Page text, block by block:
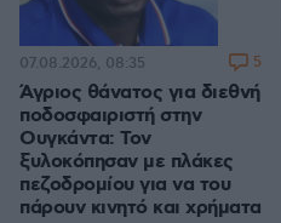
Άγριος θάνατος για διεθνή
ποδοσφαιριστή στην
Ουγκάντα: Τον
ξυλοκόπησαν με πλάκες
πεζοδρομίου για να του
πάρουν κινητό και χρήματα
07.08.2026, 08:35 5